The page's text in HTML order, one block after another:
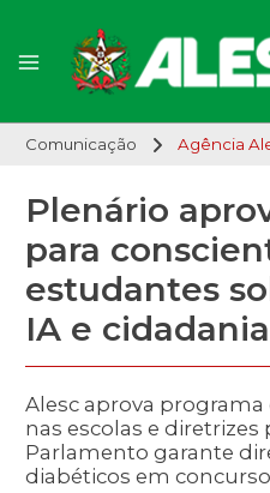
Comunicação Agência
Plenário
para
estudantes
IA e cidadania
Alesc aprova
nas escolas e diretrizes
Parlamento garante
diabéticos em